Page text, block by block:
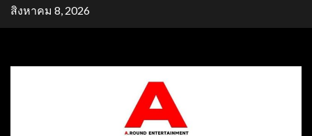
Skipสิงหาคม 8, 2026